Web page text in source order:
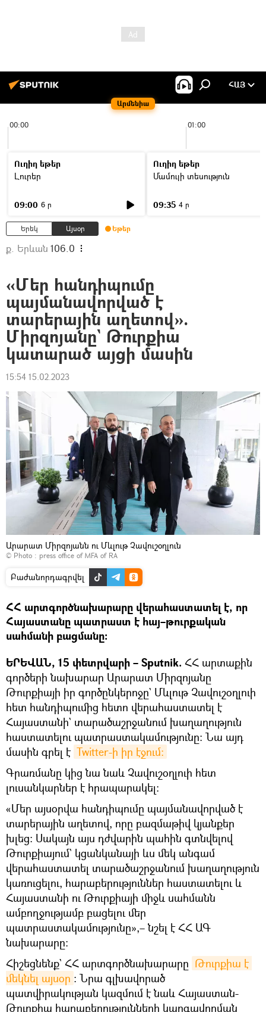
Արմենիա
ՀԱՅ
00:00 01:00
Ուղիղ եթեր
Լուրեր
09:00 6 ր
Ուղիղ եթեր
Մամուլի տեսություն
09:35 4 ր
Երեկ Այսօր Եթեր
ք. Երևան 106.0
«Մեր հանդիպումը
պայմանավորված է
տարերային աղետով».
Միրզոյանը` Թուրքիա
կատարած այցի մասին
15:54 15.02.2023
Արարատ Միրզոյանն ու Մևլութ Չավուշօղլուն
© Photo : press office of MFA of RA
Բաժանորդագրվել
ՀՀ արտգործնախարարը վերահաստատել է, որ
Հայաստանը պատրաստ է հայ–թուրքական
սահմանի բացմանը։
ԵՐԵՎԱՆ, 15 փետրվարի – Sputnik. ՀՀ արտաքին
գործերի նախարար Արարատ Միրզոյանը
Թուրքիայի իր գործընկերոջը` Մևլութ Չավուշօղլուի
հետ հանդիպումից հետո վերահաստատել է
Հայաստանի` տարածաշրջանում խաղաղություն
հաստատելու պատրաստակամությունը։ Նա այդ
մասին գրել է Twitter-ի իր էջում։
Գրառմանը կից նա նաև Չավուշօղլուի հետ
լուսանկարներ է հրապարակել։
«Մեր այսօրվա հանդիպումը պայմանավորված է
տարերային աղետով, որը բազմաթիվ կյանքեր
խլեց։ Սակայն այս դժվարին պահին գտնվելով
Թուրքիայում` կցանկանայի ևս մեկ անգամ
վերահաստատել տարածաշրջանում խաղաղություն
կառուցելու, հարաբերություններ հաստատելու և
Հայաստանի ու Թուրքիայի միջև սահմանն
ամբողջությամբ բացելու մեր
պատրաստակամությունը»,– նշել է ՀՀ ԱԳ
նախարարը։
Հիշեցնենք` ՀՀ արտգործնախարարը Թուրքիա է
մեկնել այսօր ։ Նրա գլխավորած
պատվիրակության կազմում է նաև Հայաստան-
Թուրքիա հարաբերությունների կարգավորման